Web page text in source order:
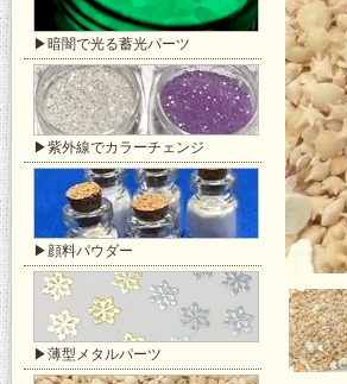
▶暗闇で光る蓄光パーツ
▶紫外線でカラーチェンジ
▶顔料パウダー
▶薄型メタルパーツ